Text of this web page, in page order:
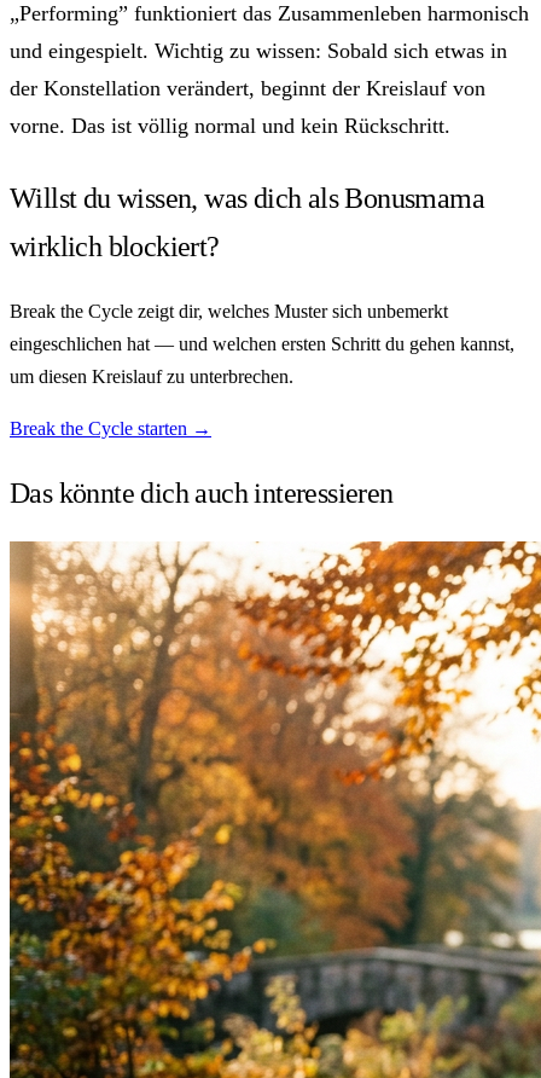
„Performing” funktioniert das Zusammenleben harmonisch
und eingespielt. Wichtig zu wissen: Sobald sich etwas in
der Konstellation verändert, beginnt der Kreislauf von
vorne. Das ist völlig normal und kein Rückschritt.
Willst du wissen, was dich als Bonusmama
wirklich blockiert?
Break the Cycle zeigt dir, welches Muster sich unbemerkt
eingeschlichen hat — und welchen ersten Schritt du gehen kannst,
um diesen Kreislauf zu unterbrechen.
Break the Cycle starten →
Das könnte dich auchinteressieren